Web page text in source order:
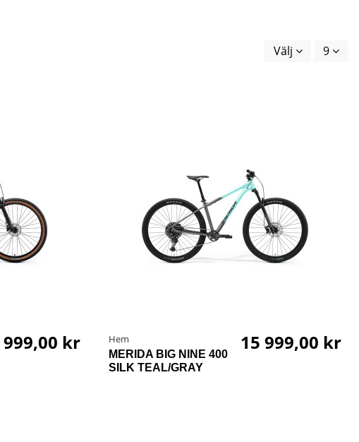
Välj 9
999,00 kr Hem
MERIDA BIG NINE 400
SILK TEAL/GRAY
15 999,00 kr